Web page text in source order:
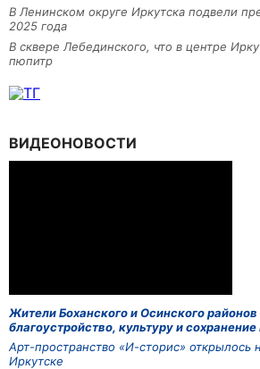
В Ленинском округе Иркутска подвели
2025 года
В сквере Лебединского, что в центре
пюпитр
ВИДЕОНОВОСТИ
Жители Боханского и Осинского
благоустройство, культуру и
Арт-пространство «И-сторис» открылось
Иркутске